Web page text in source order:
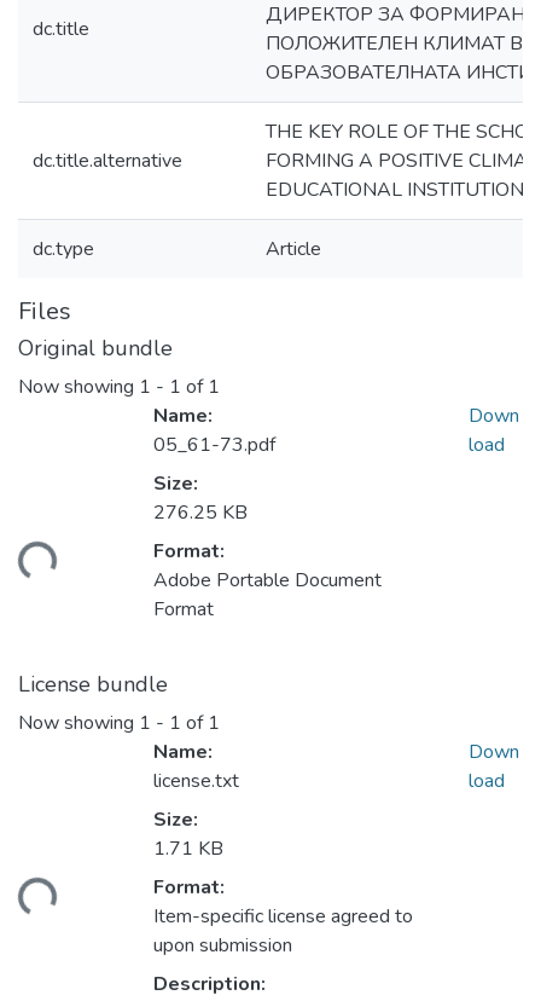
dc.title
ДИРЕКТОР ЗА
ПОЛОЖИТЕЛЕН КЛИМАТ В
ОБРАЗОВАТЕЛНАТА
dc.title.alternative
THE KEY ROLE OF THE
FORMING A POSITIVE
EDUCATIONAL INSTITUTION
dc.type Article
Files
Original bundle
Now showing 1 - 1 of 1
Name:
05_61-73.pdf
Size:
276.25 KB
Format:
Adobe Portable Document
Format
Down
load
License bundle
Now showing 1 - 1 of 1
Name:
license.txt
Size:
1.71 KB
Format:
Item-specific license agreed to
upon submission
Description:
Down
load